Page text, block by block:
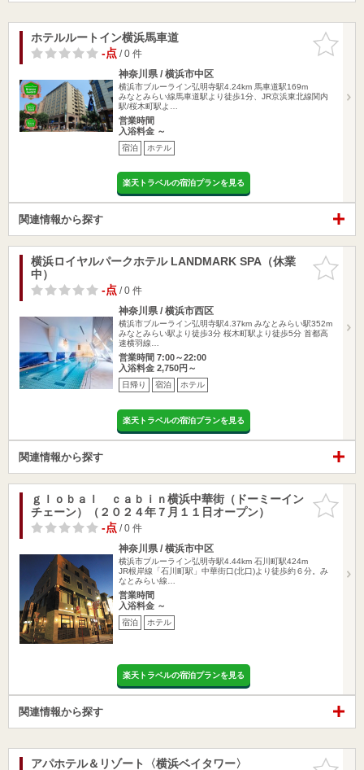
お気に入
りに追加
ホテルルートイン横浜馬車道
-点/ 0 件
神奈川県 / 横浜市中区
横浜市ブルーライン弘明寺駅4.24km 馬車道駅169m
みなとみらい線馬車道駅より徒歩1分、JR京浜東北線関内
駅/桜木町駅よ…
営業時間
入浴料金 ～
宿泊 ホテル
楽天トラベルの宿泊プランを見る
関連情報から探す
お気に入
りに追加
横浜ロイヤルパークホテル LANDMARK SPA（休業
中）
-点/ 0 件
神奈川県 / 横浜市西区
横浜市ブルーライン弘明寺駅4.37km みなとみらい駅352m
みなとみらい駅より徒歩3分 桜木町駅より徒歩5分 首都高
速横羽線…
営業時間 7:00～22:00
入浴料金 2,750円～
日帰り 宿泊 ホテル
楽天トラベルの宿泊プランを見る
関連情報から探す
お気に入
りに追加
ｇｌｏｂａｌ ｃａｂｉｎ横浜中華街（ドーミーイン
チェーン）（２０２４年７月１１日オープン）
-点/ 0 件
神奈川県 / 横浜市中区
横浜市ブルーライン弘明寺駅4.44km 石川町駅424m
JR根岸線「石川町駅」中華街口(北口)より徒歩約６分。み
なとみらい線…
営業時間
入浴料金 ～
宿泊 ホテル
楽天トラベルの宿泊プランを見る
関連情報から探す
お気に入
アパホテル＆リゾート〈横浜ベイタワー〉